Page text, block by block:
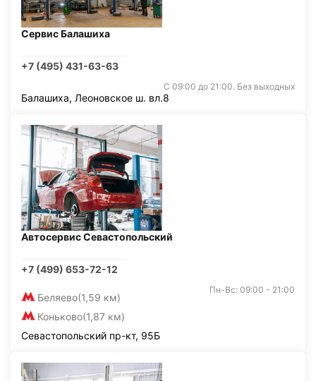
Сервис Балашиха
+7 (495) 431-63-63
С 09:00 до 21:00. Без выходных
Балашиха, Леоновское ш. вл.8
Автосервис Севастопольский
+7 (499) 653-72-12
Беляево(1,59 км)
Коньково(1,87 км)
Пн-Вс: 09:00 - 21:00
Севастопольский пр-кт, 95Б